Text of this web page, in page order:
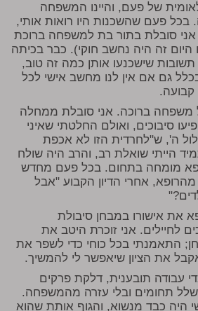
של פעם, והיינו המשפחה
בכל פעם שהשכנות היו רואות אותי,
אני סובלת בתור בת למשפחה ברוכת
היום זה היה נחשב חוקי). כבר בכיתה
שישכנעו אותן כמה זה טוב,
גם אם אין לנו מחשב אישי לכל
קבועה.
משפחה ברוכה. אני סובלת ממחלה
סיבוכים, ואולם החלטתי שאיני
ה', ש"לחרדית הזו לא אכפת
הייתי שואלת רב, והרב היה שולח
מומחה בתחום. בכל פעם מחדש
אחרי הדיון הקבוע "אבל
את אישורו במבחן סיבולת
לחיילים. אני זוכרת היטב את
התאמנתי בכל כוחי כדי לשפר את
את הציון שיאפשר לי להמשיך.
עבודה תובענית, דלקת פרקים
תחומים ובלי עזרה מהמשפחה.
היה כבד מנשוא, והגוף אותת שהוא